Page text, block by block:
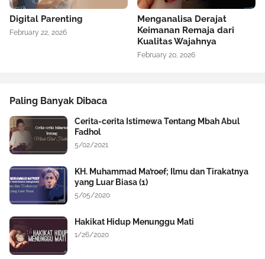
Digital Parenting
February 22, 2026
Menganalisa Derajat
Keimanan Remaja dari
Kualitas Wajahnya
February 20, 2026
Paling Banyak Dibaca
Cerita-cerita Istimewa Tentang Mbah Abul
Fadhol
5/02/2021
KH. Muhammad Ma’roef; Ilmu dan Tirakatnya
yang Luar Biasa (1)
5/05/2020
Hakikat Hidup Menunggu Mati
1/26/2020